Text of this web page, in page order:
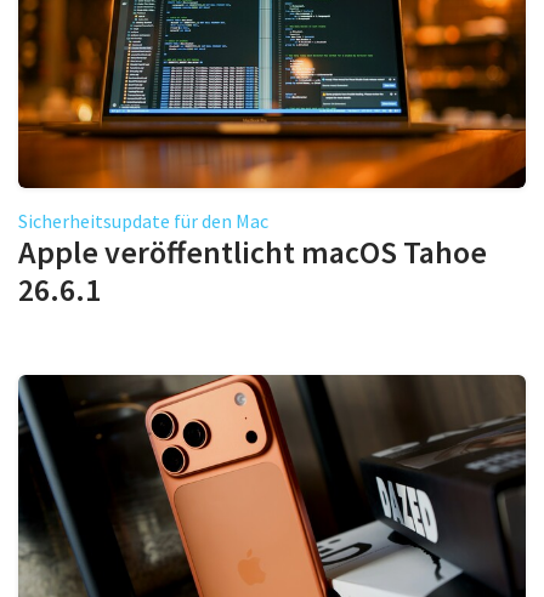
Sicherheitsupdate für den Mac
Apple veröffentlicht macOS Tahoe
26.6.1